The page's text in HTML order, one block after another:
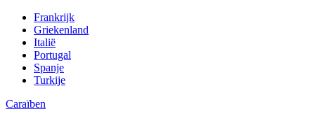
Frankrijk
Griekenland
Italië
Portugal
Spanje
Turkije
Caraïben